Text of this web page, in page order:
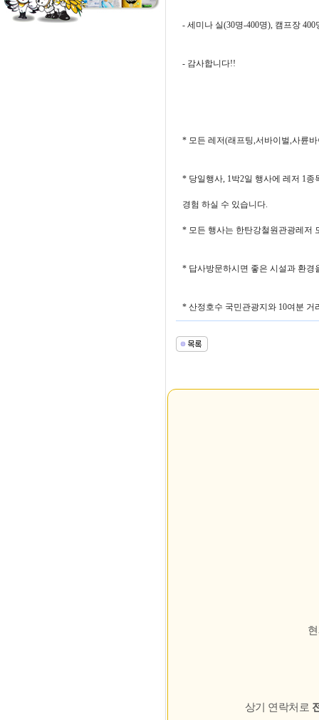
- 세미나 실(30명-400명), 캠프장 400
- 감사합니다!!
* 모든 레저(래프팅,서바이벌,사륜
* 당일행사, 1박2일 행사에 레저 1
경험 하실 수 있습니다.
* 모든 행사는 한탄강철원관광레저
* 답사방문하시면 좋은 시설과 환경
* 산정호수 국민관광지와 10여분 거
상기 연락처로